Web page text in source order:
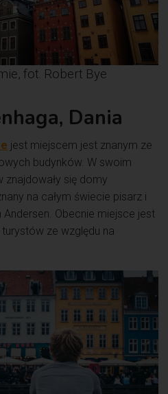
fot. Robert Bye
Dania
jest miejscem jest znanym ze
budynków. W swoim
się domy
na całym świecie pisarz i
Andersen. Obecnie miejsce jest
ze względu na